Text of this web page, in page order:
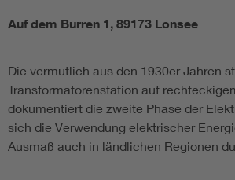
Auf dem Burren 1, 89173 Lonsee
Die vermutlich aus den 1930er Jahren
Transformatorenstation auf
dokumentiert die zweite Phase der
sich die Verwendung elektrischer
Ausmaß auch in ländlichen Regionen